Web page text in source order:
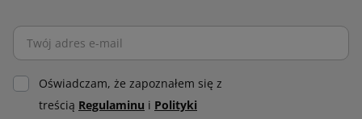
Oświadczam, że zapoznałem się z
treścią Regulaminu i Polityki